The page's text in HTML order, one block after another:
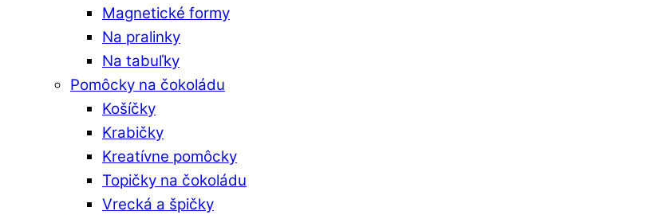
Magnetické formy
Na pralinky
Na tabuľky
Pomôcky na čokoládu
Košíčky
Krabičky
Kreatívne pomôcky
Topičky na čokoládu
Vrecká a špičky